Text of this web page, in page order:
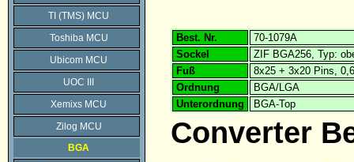
TI (TMS) MCU
Toshiba MCU
Ubicom MCU
UOC III
Xemixs MCU
Zilog MCU
BGA
Best. Nr.
70-1079A
Sockel
ZIF BGA256, Typ:
Fuß
8x25 + 3x20 Pins,
Ordnung
BGA/LGA
Unterordnung
BGA-Top
Converter